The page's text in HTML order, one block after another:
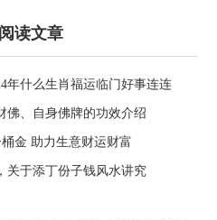
读文章
年什么生肖福运临门好事连连
佛、自身佛牌的功效介绍
金 助力生意财运财富
关于添丁份子钱风水讲究